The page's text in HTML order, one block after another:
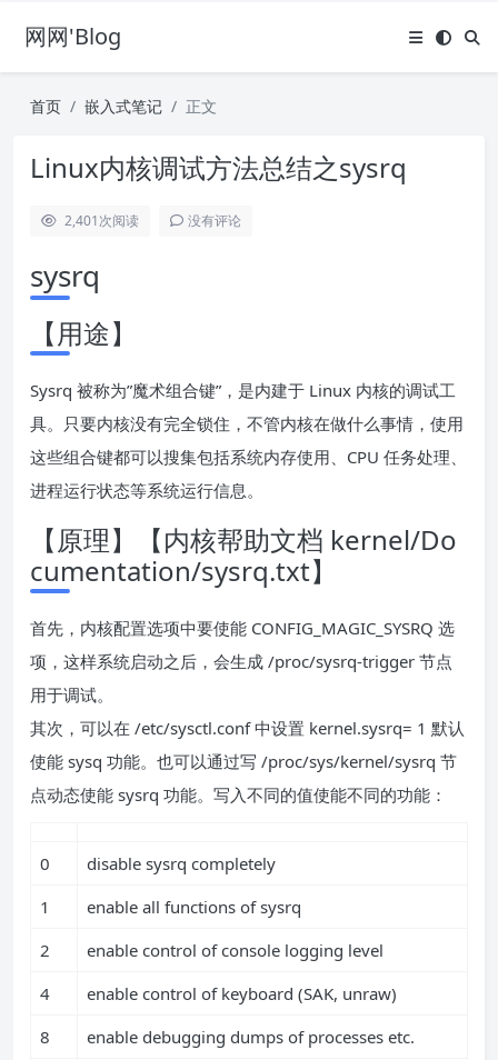
网网'Blog
首页 嵌入式笔记 正文
Linux内核调试方法总结之sysrq
2,401次阅读 没有评论
sysrq
【用途】
Sysrq 被称为”魔术组合键”，是内建于 Linux 内核的调试工
具。只要内核没有完全锁住，不管内核在做什么事情，使用
这些组合键都可以搜集包括系统内存使用、CPU 任务处理、
进程运行状态等系统运行信息。
【原理】【内核帮助文档 kernel/Do
cumentation/sysrq.txt】
首先，内核配置选项中要使能 CONFIG_MAGIC_SYSRQ 选
项，这样系统启动之后，会生成 /proc/sysrq-trigger 节点
用于调试。
其次，可以在 /etc/sysctl.conf 中设置 kernel.sysrq= 1 默认
使能 sysq 功能。也可以通过写 /proc/sys/kernel/sysrq 节
点动态使能 sysrq 功能。写入不同的值使能不同的功能：
0
disable sysrq completely
1
enable all functions of sysrq
2
enable control of console logging level
4
enable control of keyboard (SAK, unraw)
8
enable debugging dumps of processes etc.